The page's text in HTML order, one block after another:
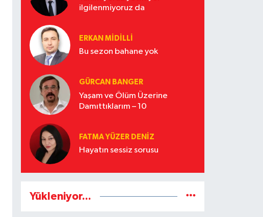
ilgilenmiyoruz da
ERKAN MIDILLI
Bu sezon bahane yok
GÜRCAN BANGER
Yaşam ve Ölüm Üzerine
Damıttıklarım – 10
FATMA YÜZER DENIZ
Hayatın sessiz sorusu
Yükleniyor...